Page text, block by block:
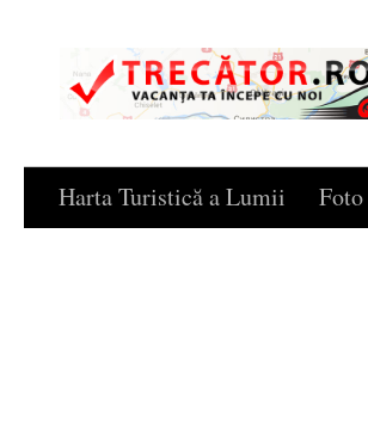
Skip to content
Harta Turistică a Lumii Foto